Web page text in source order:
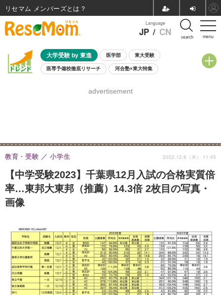
menu
Language
JP / CN search
大学受験 by 東進 医学部 東大受験
医専予備校徹底リサーチ 河合塾×東大特集
8月開催学校説明会・相談会
advertisement
【中学受験2023】千葉県12月入試の合格実質倍
率…東邦大東邦（推薦）14.3倍 2枚目の写真・
画像
教育・受験 小学生 2022.12.8（木） 11:45
リセマム メンバーズ